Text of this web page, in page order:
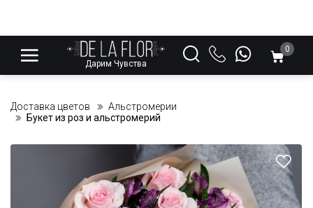
Дарим Чувства
0
Доставка цветов
Альстромерии
Букет из роз и альстромерий